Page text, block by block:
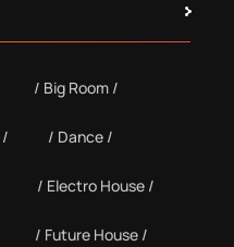
Big Room
Dance
Electro House
Future House